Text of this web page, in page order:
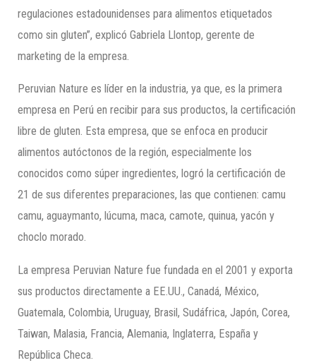
regulaciones estadounidenses para alimentos etiquetados
como sin gluten”, explicó Gabriela Llontop, gerente de
marketing de la empresa.
Peruvian Nature es líder en la industria, ya que, es la primera
empresa en Perú en recibir para sus productos, la certificación
libre de gluten. Esta empresa, que se enfoca en producir
alimentos autóctonos de la región, especialmente los
conocidos como súper ingredientes, logró la certificación de
21 de sus diferentes preparaciones, las que contienen: camu
camu, aguaymanto, lúcuma, maca, camote, quinua, yacón y
choclo morado.
La empresa Peruvian Nature fue fundada en el 2001 y exporta
sus productos directamente a EE.UU., Canadá, México,
Guatemala, Colombia, Uruguay, Brasil, Sudáfrica, Japón, Corea,
Taiwan, Malasia, Francia, Alemania, Inglaterra, España y
República Checa.